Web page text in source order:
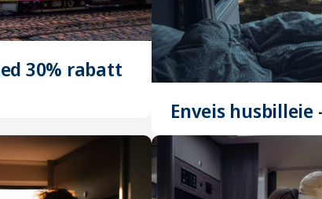
30% rabatt
Enveis